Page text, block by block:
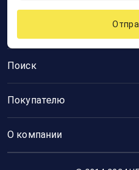
Поиск
Покупателю
О компании